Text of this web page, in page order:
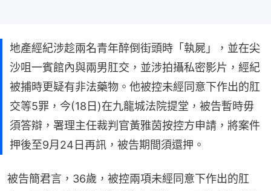
地產經紀涉趁兩名青年醉倒街頭時「執屍」，並在尖
沙咀一賓館內與兩男肛交，並涉拍攝私密影片，經紀
被捕時更疑有非法藥物。他被控未經同意下作出的肛
交等5罪，今(18日)在九龍城法院提堂，被告暫時毋
須答辯，署理主任裁判官黃雅茵按控方申請，將案件
押後至9月24日再訊，被告期間須還押。
被告簡君言，36歲，被控兩項未經同意下作出的肛